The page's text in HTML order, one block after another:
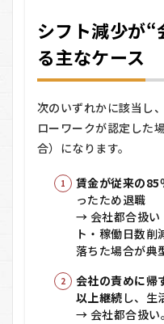
シフ
ト減
少だ
が在
続中
（退
職し
な
場合
の扱
4
シフト減少が
る主なケース
次のいずれかに該当し、
ローワークが認定した
合）になります。
賃金が従来の85
ったため退職
→ 会社都合扱い
ト・稼働日数
落ちた場合が典
会社の責めに帰
以上継続 し、生
→ 会社都合扱い。